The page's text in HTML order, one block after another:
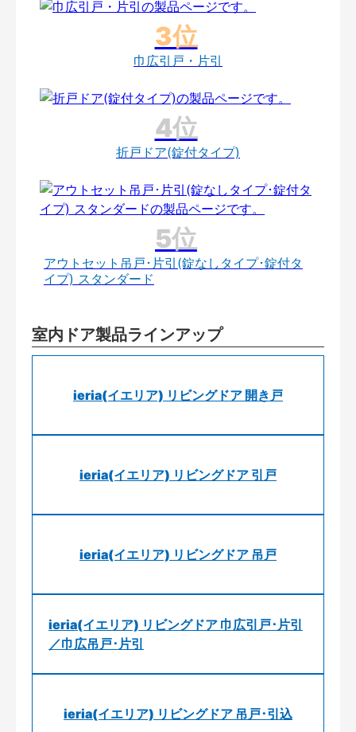
巾広引戸・片引
折戸ドア(錠付タイプ)
アウトセット吊戸･片引(錠なしタイプ･錠付タ
イプ) スタンダード
室内ドア製品ラインアップ
ieria(イエリア) リビングドア 開き戸
ieria(イエリア) リビングドア 引戸
ieria(イエリア) リビングドア 吊戸
ieria(イエリア) リビングドア 巾広引戸･片引
／巾広吊戸･片引
ieria(イエリア) リビングドア 吊戸･引込